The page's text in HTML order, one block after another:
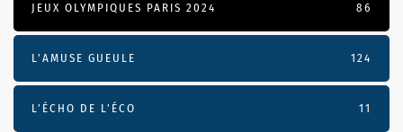
JEUX OLYMPIQUES PARIS 2024 86
L'AMUSE GUEULE 124
L’ÉCHO DE L’ÉCO 11